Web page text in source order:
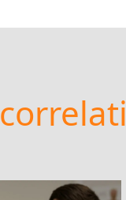
correlati